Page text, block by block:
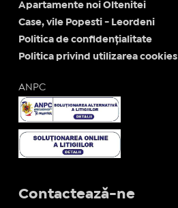
Apartamente noi Oltenitei
Case, vile Popesti - Leordeni
Politica de confidențialitate
Politica privind utilizarea cookies
ANPC
Contactează-ne